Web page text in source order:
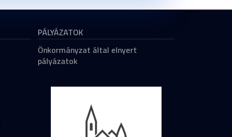
PÁLYÁZATOK
Önkormányzat által elnyert
pályázatok